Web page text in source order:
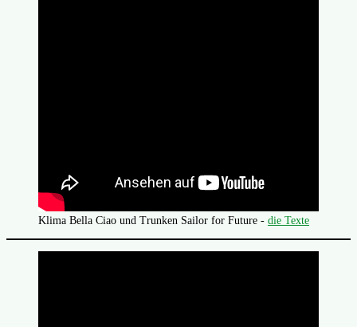
Klima Bella Ciao und Trunken Sailor for Future - die Texte